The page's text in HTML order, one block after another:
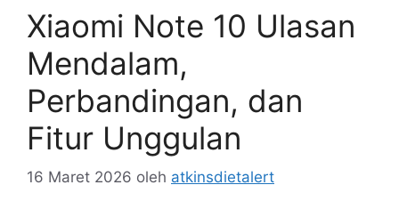
Xiaomi Note 10 Ulasan
Mendalam,
Perbandingan, dan
Fitur Unggulan
16 Maret 2026 oleh atkinsdietalert